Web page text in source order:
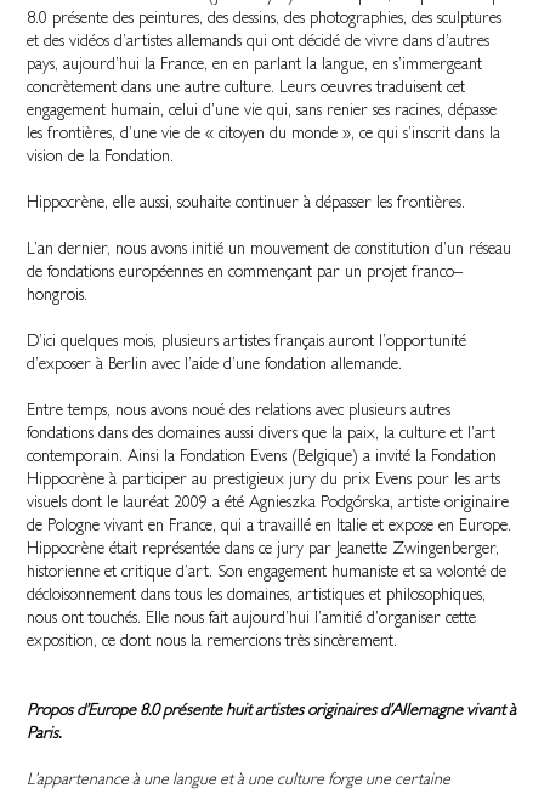
8.0 présente des peintures, des dessins, des photographies, des sculptures
et des vidéos d’artistes allemands qui ont décidé de vivre dans d’autres
pays, aujourd’hui la France, en en parlant la langue, en s’immergeant
concrètement dans une autre culture. Leurs oeuvres traduisent cet
engagement humain, celui d’une vie qui, sans renier ses racines, dépasse
les frontières, d’une vie de « citoyen du monde », ce qui s’inscrit dans la
vision de la Fondation.
Hippocrène, elle aussi, souhaite continuer à dépasser les frontières.
L’an dernier, nous avons initié un mouvement de constitution d’un réseau
de fondations européennes en commençant par un projet franco–
hongrois.
D’ici quelques mois, plusieurs artistes français auront l’opportunité
d’exposer à Berlin avec l’aide d’une fondation allemande.
Entre temps, nous avons noué des relations avec plusieurs autres
fondations dans des domaines aussi divers que la paix, la culture et l’art
contemporain. Ainsi la Fondation Evens (Belgique) a invité la Fondation
Hippocrène à participer au prestigieux jury du prix Evens pour les arts
visuels dont le lauréat 2009 a été Agnieszka Podgórska, artiste originaire
de Pologne vivant en France, qui a travaillé en Italie et expose en Europe.
Hippocrène était représentée dans ce jury par Jeanette Zwingenberger,
historienne et critique d’art. Son engagement humaniste et sa volonté de
décloisonnement dans tous les domaines, artistiques et philosophiques,
nous ont touchés. Elle nous fait aujourd’hui l’amitié d’organiser cette
exposition, ce dont nous la remercions très sincèrement.
Propos d’Europe 8.0 présente huit artistes originaires d’Allemagne vivant à
Paris.
L’appartenance à une langue et à une culture forge une certaine